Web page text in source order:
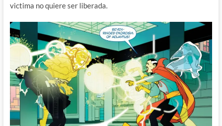
victima no quiere ser liberada.